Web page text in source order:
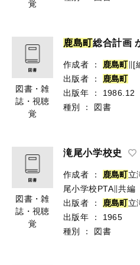
覚
図書・雑
誌・視聴
覚
鹿島町総合計画
作成者 ： 鹿島町∥[
出版者
： 鹿島町
出版年
：
1986.12
種別
： 図書
図書・雑
誌・視聴
覚
滝尾小学校史
作成者 ： 鹿島町立
尾小学校PTA∥共編
出版者
： 鹿島町立
出版年
：
1965
種別
： 図書